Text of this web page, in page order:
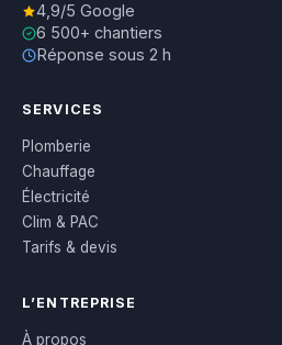
4,9/5 Google
6 500+ chantiers
Réponse sous 2 h
SERVICES
Plomberie
Chauffage
Électricité
Clim & PAC
Tarifs & devis
L’ENTREPRISE
À propos